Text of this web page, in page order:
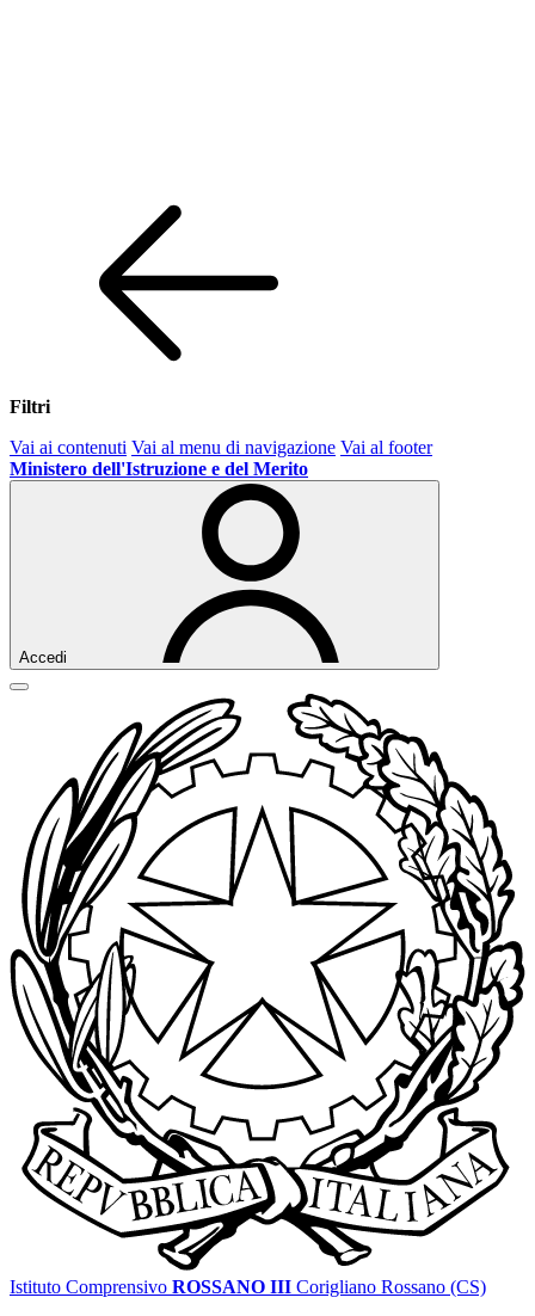
Filtri
Vai ai contenuti Vai al menu di navigazione Vai al footer
Ministero dell'Istruzione e del Merito
Accedi
Istituto Comprensivo ROSSANO III Corigliano Rossano (CS)